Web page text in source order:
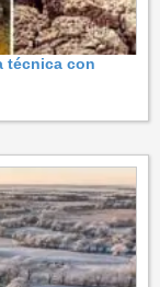
técnica con